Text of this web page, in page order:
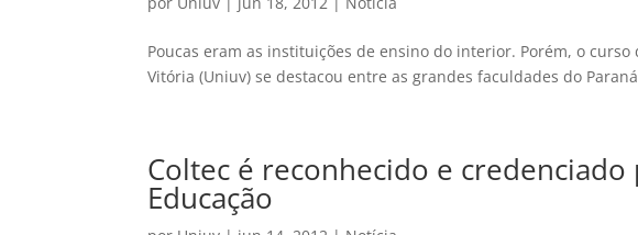
Poucas eram as instituições de ensino do interior. Porém, o
Vitória (Uniuv) se destacou entre as grandes faculdades do
Coltec é reconhecido e credenciado
Educação